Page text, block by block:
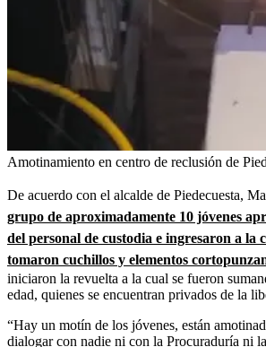
Amotinamiento en centro de reclusión de
De acuerdo con el alcalde de Piedecuesta,
grupo de aproximadamente 10 jóvenes
del personal de custodia e ingresaron a la
tomaron cuchillos y elementos
iniciaron la revuelta a la cual se fueron
edad, quienes se encuentran privados de la
“Hay un motín de los jóvenes, están
dialogar con nadie ni con la Procuraduría ni